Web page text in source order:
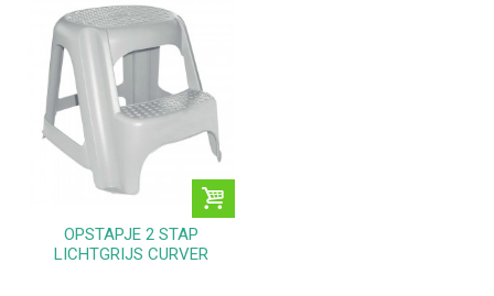
OPSTAPJE 2 STAP
LICHTGRIJS CURVER